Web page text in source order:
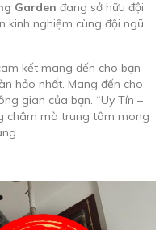
Garden đang sở hữu đội
kinh nghiệm cùng đội ngũ
kết mang đến cho bạn
hảo nhất. Mang đến cho
gian của bạn. “Uy Tín –
châm mà trung tâm mong